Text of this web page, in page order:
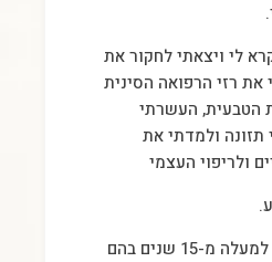
לי ויצאתי לחקור את
רזי הרפואה הסינית
הטבעית, העשרתי
תזונה ולמדתי את
ולריפוי העצמי
באמתחתי ניסיון של למעלה מ-15 שנים בהם